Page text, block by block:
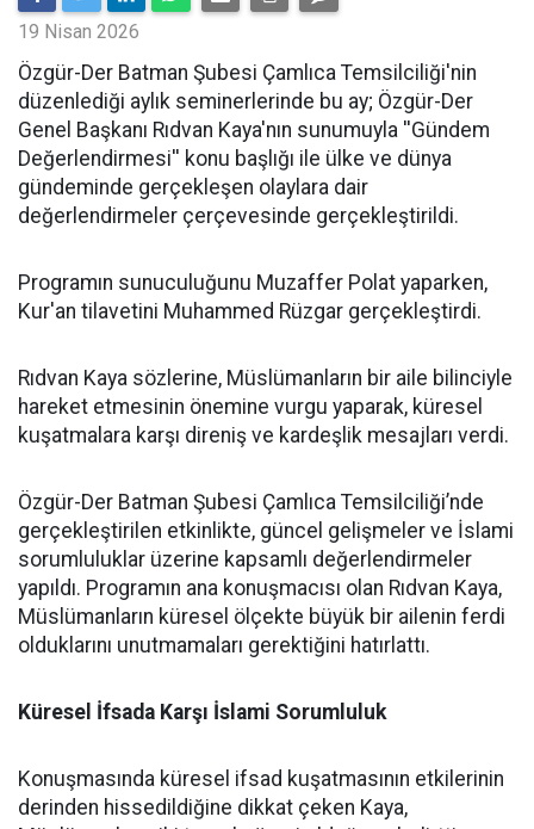
19 Nisan 2026
​Özgür-Der Batman Şubesi Çamlıca Temsilciliği'nin
düzenlediği aylık seminerlerinde bu ay; Özgür-Der
Genel Başkanı Rıdvan Kaya'nın sunumuyla ''Gündem
Değerlendirmesi'' konu başlığı ile ülke ve dünya
gündeminde gerçekleşen olaylara dair
değerlendirmeler çerçevesinde gerçekleştirildi.
Programın sunuculuğunu Muzaffer Polat yaparken,
Kur'an tilavetini Muhammed Rüzgar gerçekleştirdi.
Rıdvan Kaya sözlerine, Müslümanların bir aile bilinciyle
hareket etmesinin önemine vurgu yaparak, küresel
kuşatmalara karşı direniş ve kardeşlik mesajları verdi.
Özgür-Der Batman Şubesi Çamlıca Temsilciliği’nde
gerçekleştirilen etkinlikte, güncel gelişmeler ve İslami
sorumluluklar üzerine kapsamlı değerlendirmeler
yapıldı. Programın ana konuşmacısı olan Rıdvan Kaya,
Müslümanların küresel ölçekte büyük bir ailenin ferdi
olduklarını unutmamaları gerektiğini hatırlattı.
Küresel İfsada Karşı İslami Sorumluluk
Konuşmasında küresel ifsad kuşatmasının etkilerinin
derinden hissedildiğine dikkat çeken Kaya,